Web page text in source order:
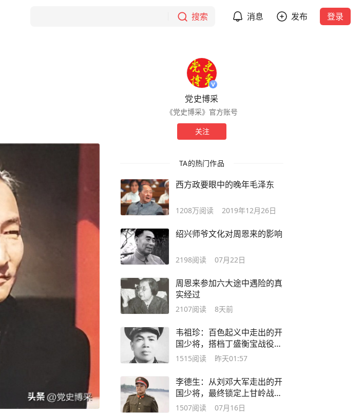
搜索 消息 发布 登录
党史博采
《党史博采》官方账号
关注
TA的热门作品
西方政要眼中的晚年毛泽东
1208万阅读 2019年12月26日
绍兴师爷文化对周恩来的影响
2198阅读 07月22日
周恩来参加六大途中遇险的真
实经过
2107阅读 8天前
韦祖珍：百色起义中走出的开
国少将，搭档丁盛衡宝战役指
挥135师创立奇功
1515阅读 昨天01:57
李德生：从刘邓大军走出的开
国少将，最终锁定上甘岭战役
胜局的前线总指挥，受到毛主
1507阅读 07月16日